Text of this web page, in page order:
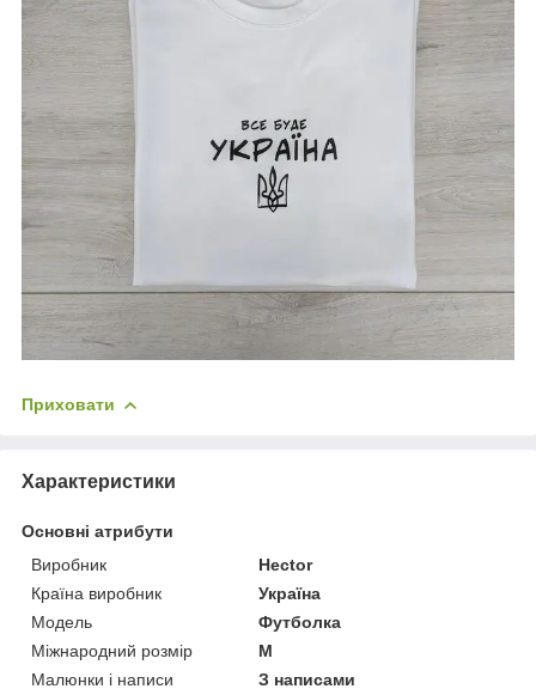
Приховати
Характеристики
Основні атрибути
Виробник
Hector
Країна виробник
Україна
Модель
Футболка
Міжнародний розмір
M
Малюнки і написи
З написами